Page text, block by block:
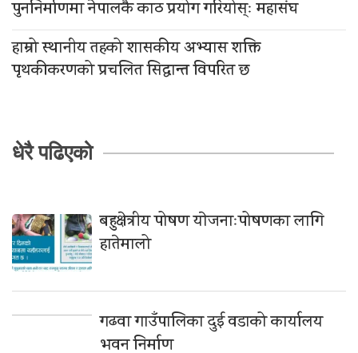
पुननिर्माणमा नेपालकै काठ प्रयोग गरियोस्ः महासंघ
हाम्रो स्थानीय तहको शासकीय अभ्यास शक्ति
पृथकीकरणको प्रचलित सिद्धान्त विपरित छ
धेरै पढिएको
बहुक्षेत्रीय पोषण याेजनाःपोषणका लागि
हातेमालो
गढवा गाउँपालिका दुई वडाको कार्यालय
भवन निर्माण